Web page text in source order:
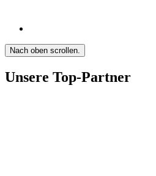
Nach oben scrollen.
Unsere Top-Partner